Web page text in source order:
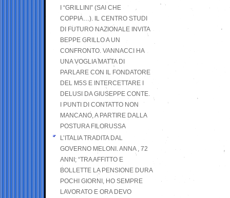
I “GRILLINI” (SAI CHE
COPPIA…). IL CENTRO STUDI
DI FUTURO NAZIONALE INVITA
BEPPE GRILLO A UN
CONFRONTO. VANNACCI HA
UNA VOGLIA MATTA DI
PARLARE CON IL FONDATORE
DEL M5S E INTERCETTARE I
DELUSI DA GIUSEPPE CONTE.
I PUNTI DI CONTATTO NON
MANCANO, A PARTIRE DALLA
POSTURA FILORUSSA
L’ITALIA TRADITA DAL
GOVERNO MELONI. ANNA , 72
ANNI; “TRA AFFITTO E
BOLLETTE LA PENSIONE DURA
POCHI GIORNI, HO SEMPRE
LAVORATO E ORA DEVO